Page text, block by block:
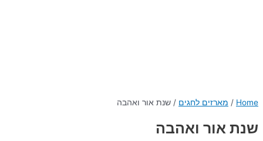
Home
/ מארזים לחגים / שנת אור ואהבה
שנת אור ואהבה